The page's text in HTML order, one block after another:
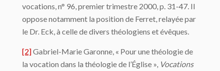
vocations, n° 96, premier trimestre 2000, p. 31-47. Il
oppose notamment la position de Ferret, relayée par
le Dr. Eck, à celle de divers théologiens et évêques.
[2]Gabriel-Marie Garonne, « Pour une théologie de
la vocation dans la théologie de l’Église », Vocations